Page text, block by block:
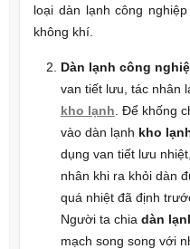
loại dàn lạnh công
không khí.
Dàn lạnh công
van tiết lưu, tác nhân
kho lạnh . Để khống
vào dàn lạnh kho
dụng van tiết lưu
nhân khi ra khỏi dàn
quá nhiệt đã định
Người ta chia dàn
mạch song song với